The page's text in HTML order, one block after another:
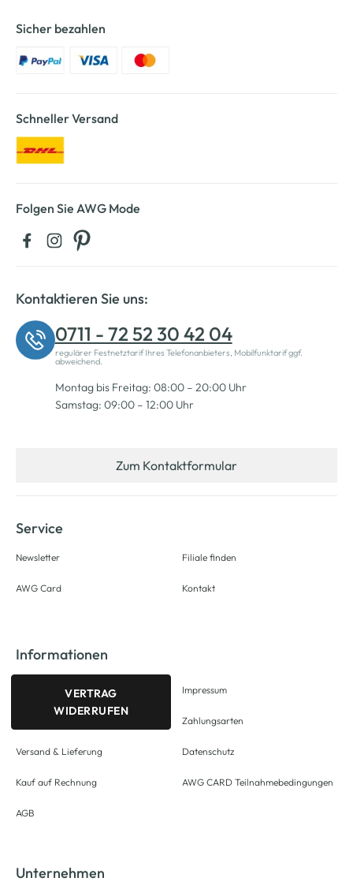
Sicher bezahlen
Schneller Versand
Folgen Sie AWG Mode
Kontaktieren Sie uns:
0711 - 72 52 30 42 04
regulärer Festnetztarif Ihres Telefonanbieters, Mobilfunktarif ggf.
abweichend.
Montag bis Freitag: 08:00 – 20:00 Uhr
Samstag: 09:00 – 12:00 Uhr
Zum Kontaktformular
Service
Newsletter
AWG Card
Filiale finden
Kontakt
Informationen
VERTRAG
WIDERRUFEN
Versand & Lieferung
Kauf auf Rechnung
AGB
Impressum
Zahlungsarten
Datenschutz
AWG CARD Teilnahmebedingungen
Unternehmen